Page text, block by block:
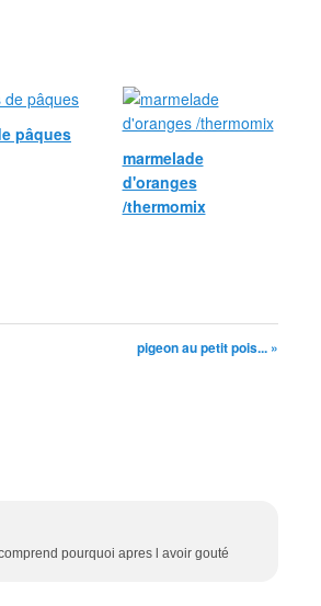
pâques
marmelade
d'oranges
/thermomix
pigeon au petit pois... »
pourquoi apres l avoir gouté